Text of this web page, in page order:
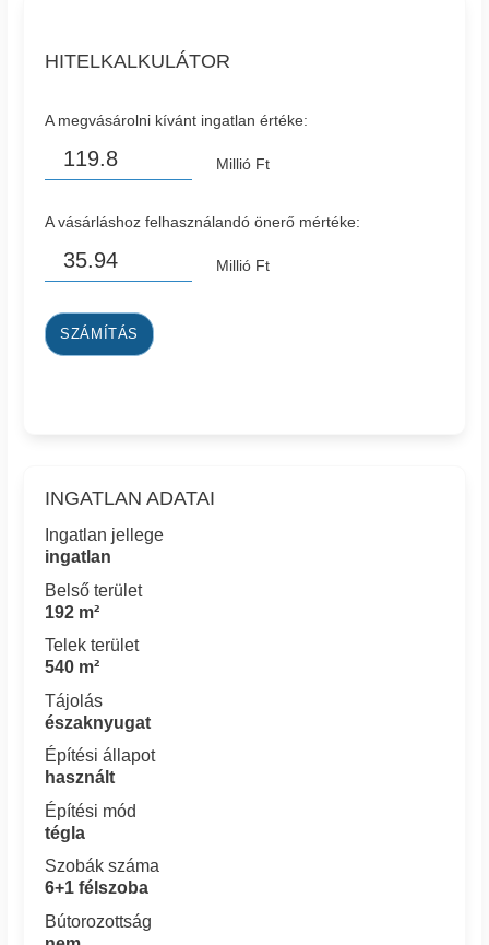
HITELKALKULÁTOR
A megvásárolni kívánt ingatlan értéke:
Millió Ft
A vásárláshoz felhasználandó önerő mértéke:
Millió Ft
SZÁMÍTÁS
INGATLAN ADATAI
Ingatlan jellege
ingatlan
Belső terület
192 m²
Telek terület
540 m²
Tájolás
északnyugat
Építési állapot
használt
Építési mód
tégla
Szobák száma
6+1 félszoba
Bútorozottság